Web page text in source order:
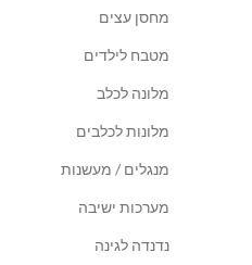
מחסן עצים
מטבח לילדים
מלונה לכלב
מלונות לכלבים
מנגלים / מעשנות
מערכות ישיבה
נדנדה לגינה